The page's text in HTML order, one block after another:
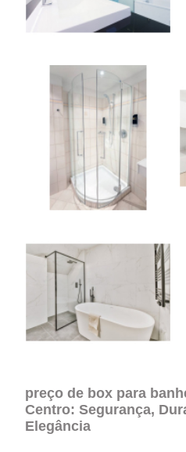
preço de box para
Centro: Segurança,
Elegância